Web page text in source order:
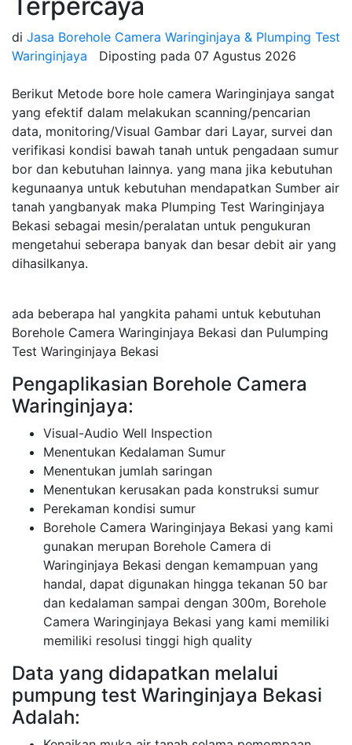
di Jasa Borehole Camera Waringinjaya & Plumping Test
Waringinjaya
Diposting pada 07 Agustus 2026
Berikut Metode bore hole camera Waringinjaya sangat
yang efektif dalam melakukan scanning/pencarian
data, monitoring/Visual Gambar dari Layar, survei dan
verifikasi kondisi bawah tanah untuk pengadaan sumur
bor dan kebutuhan lainnya. yang mana jika kebutuhan
kegunaanya untuk kebutuhan mendapatkan Sumber air
tanah yangbanyak maka Plumping Test Waringinjaya
Bekasi sebagai mesin/peralatan untuk pengukuran
mengetahui seberapa banyak dan besar debit air yang
dihasilkanya.
ada beberapa hal yangkita pahami untuk kebutuhan
Borehole Camera Waringinjaya Bekasi dan Pulumping
Test Waringinjaya Bekasi
Pengaplikasian Borehole Camera
Waringinjaya:
Visual-Audio Well Inspection
Menentukan Kedalaman Sumur
Menentukan jumlah saringan
Menentukan kerusakan pada konstruksi sumur
Perekaman kondisi sumur
Borehole Camera Waringinjaya Bekasi yang kami
gunakan merupan Borehole Camera di
Waringinjaya Bekasi dengan kemampuan yang
handal, dapat digunakan hingga tekanan 50 bar
dan kedalaman sampai dengan 300m, Borehole
Camera Waringinjaya Bekasi yang kami memiliki
memiliki resolusi tinggi high quality
Data yang didapatkan melalui
pumpung test Waringinjaya Bekasi
Adalah: